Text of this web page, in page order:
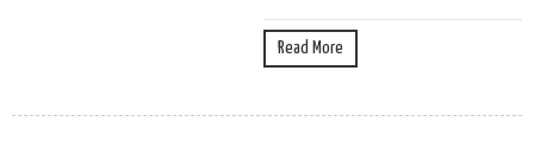
Read More